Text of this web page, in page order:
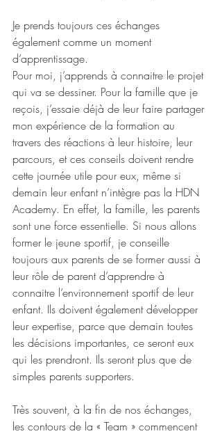
Je prends toujours ces échanges
également comme un moment
d’apprentissage.
Pour moi, j’apprends à connaitre le projet
qui va se dessiner. Pour la famille que je
reçois, j’essaie déjà de leur faire partager
mon expérience de la formation au
travers des réactions à leur histoire, leur
parcours, et ces conseils doivent rendre
cette journée utile pour eux, même si
demain leur enfant n’intègre pas la HDN
Academy. En effet, la famille, les parents
sont une force essentielle. Si nous allons
former le jeune sportif, je conseille
toujours aux parents de se former aussi à
leur rôle de parent d’apprendre à
connaitre l’environnement sportif de leur
enfant. Ils doivent également développer
leur expertise, parce que demain toutes
les décisions importantes, ce seront eux
qui les prendront. Ils seront plus que de
simples parents supporters.
Très souvent, à la fin de nos échanges,
les contours de la « Team » commencent